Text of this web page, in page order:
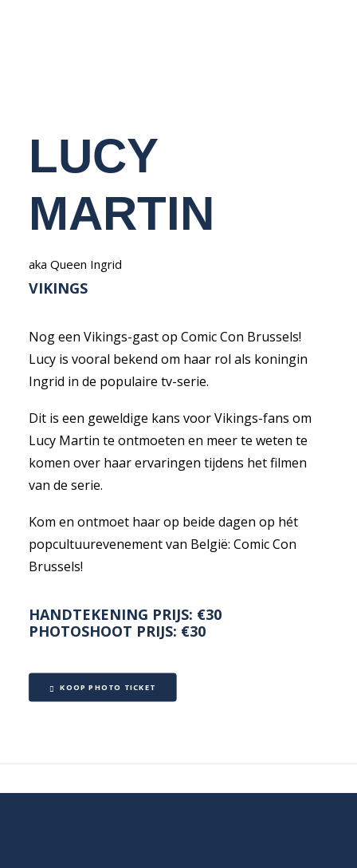
LUCY
MARTIN
aka Queen Ingrid
VIKINGS
Nog een Vikings-gast op Comic Con Brussels!
Lucy is vooral bekend om haar rol als koningin
Ingrid in de populaire tv-serie.
Dit is een geweldige kans voor Vikings-fans om
Lucy Martin te ontmoeten en meer te weten te
komen over haar ervaringen tijdens het filmen
van de serie.
Kom en ontmoet haar op beide dagen op hét
popcultuurevenement van België: Comic Con
Brussels!
HANDTEKENING PRIJS: €30
PHOTOSHOOT PRIJS: €30
KOOP PHOTO TICKET